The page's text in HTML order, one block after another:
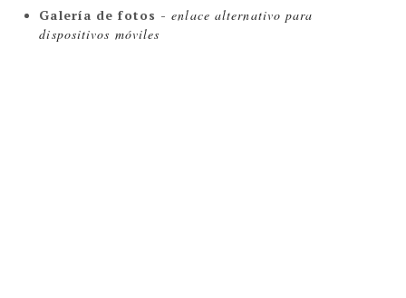
Galería de fotos - enlace alternativo para
dispositivos móviles